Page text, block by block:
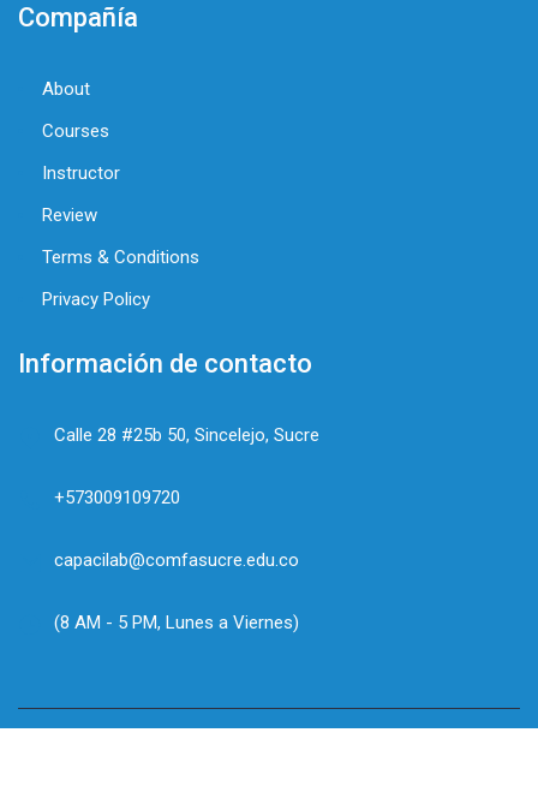
Compañía
About
Courses
Instructor
Review
Terms & Conditions
Privacy Policy
Información de contacto
Calle 28 #25b 50, Sincelejo, Sucre
+573009109720
capacilab@comfasucre.edu.co
(8 AM - 5 PM, Lunes a Viernes)